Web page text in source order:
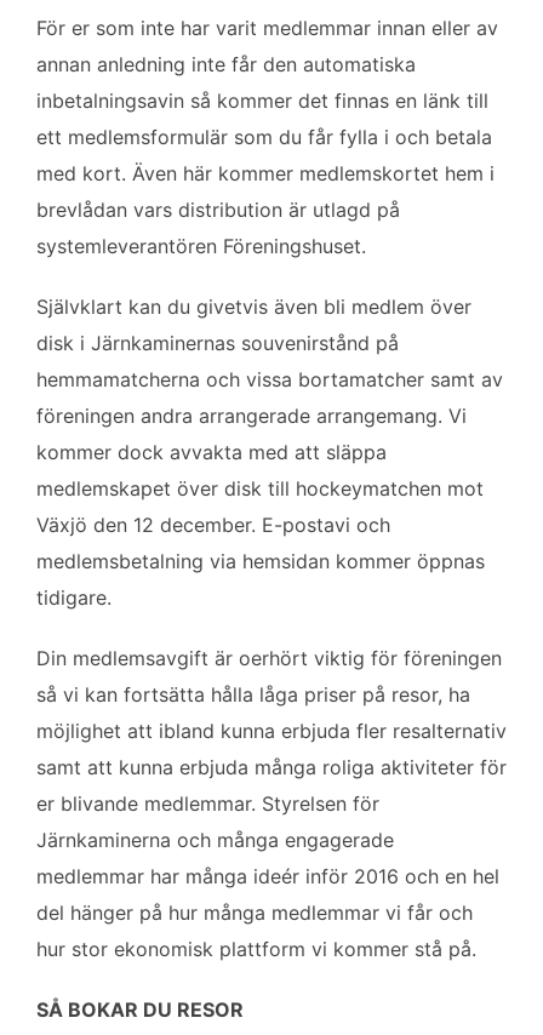
För er som inte har varit medlemmar innan eller av
annan anledning inte får den automatiska
inbetalningsavin så kommer det finnas en länk till
ett medlemsformulär som du får fylla i och betala
med kort. Även här kommer medlemskortet hem i
brevlådan vars distribution är utlagd på
systemleverantören Föreningshuset.
Självklart kan du givetvis även bli medlem över
disk i Järnkaminernas souvenirstånd på
hemmamatcherna och vissa bortamatcher samt av
föreningen andra arrangerade arrangemang. Vi
kommer dock avvakta med att släppa
medlemskapet över disk till hockeymatchen mot
Växjö den 12 december. E-postavi och
medlemsbetalning via hemsidan kommer öppnas
tidigare.
Din medlemsavgift är oerhört viktig för föreningen
så vi kan fortsätta hålla låga priser på resor, ha
möjlighet att ibland kunna erbjuda fler resalternativ
samt att kunna erbjuda många roliga aktiviteter för
er blivande medlemmar. Styrelsen för
Järnkaminerna och många engagerade
medlemmar har många ideér inför 2016 och en hel
del hänger på hur många medlemmar vi får och
hur stor ekonomisk plattform vi kommer stå på.
SÅ BOKAR DU RESOR